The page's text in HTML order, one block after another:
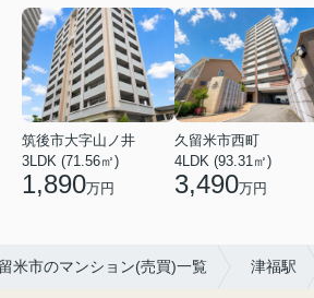
筑後市大字山ノ井
3LDK (71.56㎡)
1,890万円
久留米市西町
4LDK (93.31㎡)
3,490万円
米市のマンション(売買)一覧 津福駅